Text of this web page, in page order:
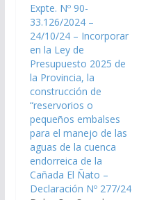
Expte. Nº 90-
33.126/2024 –
24/10/24 – Incorporar
en la Ley de
Presupuesto 2025 de
la Provincia, la
construcción de
“reservorios o
pequeños embalses
para el manejo de las
aguas de la cuenca
endorreica de la
Cañada El Ñato –
Declaración Nº 277/24